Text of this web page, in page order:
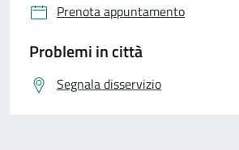
Prenota appuntamento
Problemi in città
Segnala disservizio